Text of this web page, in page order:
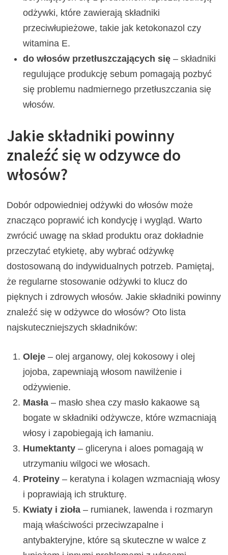
odżywki, które zawierają składniki
przeciwłupieżowe, takie jak ketokonazol czy
witamina E.
do włosów przetłuszczających się – składniki
regulujące produkcję sebum pomagają pozbyć
się problemu nadmiernego przetłuszczania się
włosów.
Jakie składniki powinny
znaleźć się w odzywce do
włosów?
Dobór odpowiedniej odżywki do włosów może
znacząco poprawić ich kondycję i wygląd. Warto
zwrócić uwagę na skład produktu oraz dokładnie
przeczytać etykietę, aby wybrać odżywkę
dostosowaną do indywidualnych potrzeb. Pamiętaj,
że regularne stosowanie odżywki to klucz do
pięknych i zdrowych włosów. Jakie składniki powinny
znaleźć się w odżywce do włosów? Oto lista
najskuteczniejszych składników:
Oleje – olej arganowy, olej kokosowy i olej
jojoba, zapewniają włosom nawilżenie i
odżywienie.
Masła – masło shea czy masło kakaowe są
bogate w składniki odżywcze, które wzmacniają
włosy i zapobiegają ich łamaniu.
Humektanty – gliceryna i aloes pomagają w
utrzymaniu wilgoci we włosach.
Proteiny – keratyna i kolagen wzmacniają włosy
i poprawiają ich strukturę.
Kwiaty i zioła – rumianek, lawenda i rozmaryn
mają właściwości przeciwzapalne i
antybakteryjne, które są skuteczne w walce z